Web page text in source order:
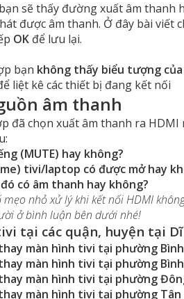
sẽ thấy đường xuất âm thanh
được âm thanh. Ở đây bài viết
OK để lưu lại.
bạn không thấy biểu tượng
liệt kê các thiết bị đang kết nối
âm thanh
đã chọn xuất âm thanh ra
(MUTE) hay không?
tivi/laptop có được mở hay
có âm thanh hay không?
nhỏ xử lý khi kết nối HDMI
ở bình luận bên dưới nhé!
tại các quận, huyện tại Dĩ
màn hình tivi tại phường
màn hình tivi tại phường
màn hình tivi tại phường
màn hình tivi tại phường